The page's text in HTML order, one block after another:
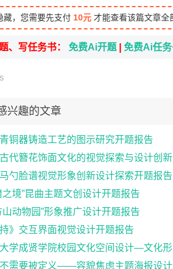
藏，您需要先支付 10元 才能查看该篇文章全
、写任务书： 免费Ai开题 免费Ai任
兴趣的文章
铜器铸造工艺的图示研究开题报告
代簪花饰面文化的视觉探索与设计创
勺脸谱视觉形象创新设计探索开题报告
之境”昆曲主题文创设计开题报告
山动物园”形象推广设计开题报告
持》交互界面视觉设计开题报告
学成贤学院校园文化空间设计—文化
需要被定义——容貌焦虑主题海报设计